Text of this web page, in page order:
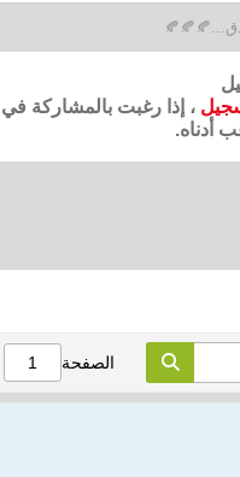
، إذا رغبت بالمشاركة في
أدناه.
الصفحة